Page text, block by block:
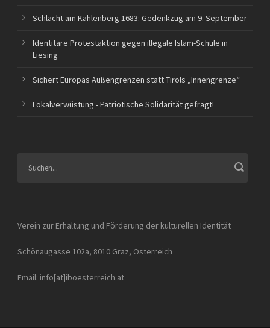
Schlacht am Kahlenberg 1683: Gedenkzug am 9. September
Identitäre Protestaktion gegen illegale Islam-Schule in
Liesing
Sichert Europas Außengrenzen statt Tirols „Innengrenze“
Lokalverwüstung - Patriotische Solidarität gefragt!
Verein zur Erhaltung und Förderung der kulturellen Identität
Schönaugasse 102a, 8010 Graz, Österreich
Email: info[at]iboesterreich.at